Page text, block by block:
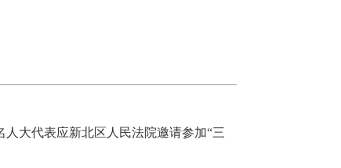
大代表应新北区人民法院邀请参加“三